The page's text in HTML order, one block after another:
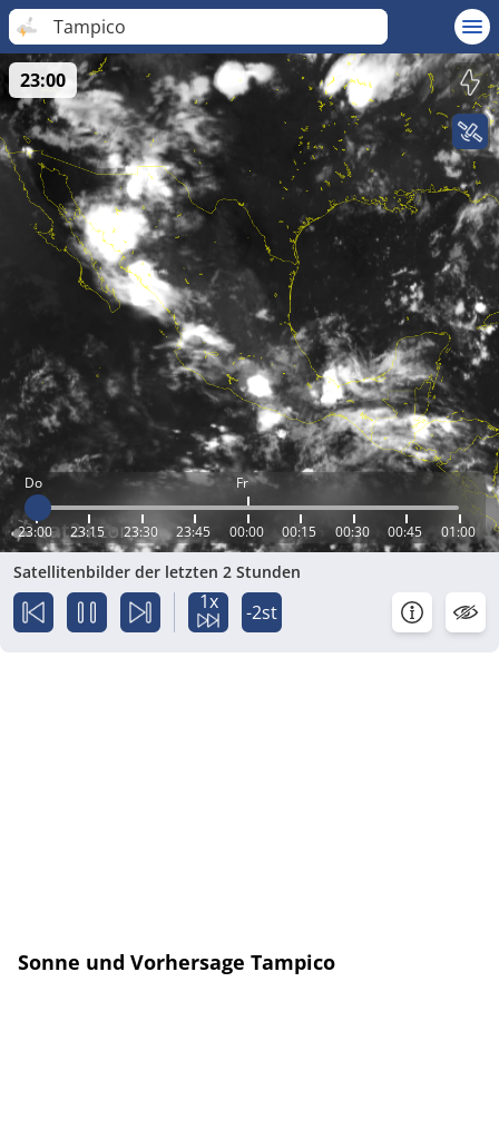
Tampico
Do Fr
23:00 23:15 23:30 23:45 00:00 00:15 00:30 00:45 01:00
23:00
Satellitenbilder der letzten 2 Stunden
1x -2st
Sonne und Vorhersage Tampico